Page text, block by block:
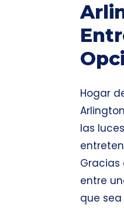
Hogar
las
Gracias
entre
que